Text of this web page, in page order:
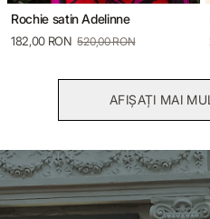
Rochie satin Adelinne
182,00 RON 520,00 RON
AFIȘAȚI MAI